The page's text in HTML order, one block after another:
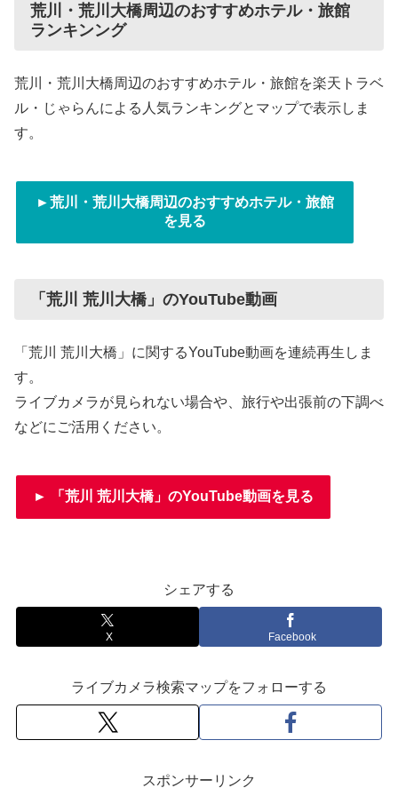
荒川・荒川大橋周辺のおすすめホテル・旅館
ランキンング
荒川・荒川大橋周辺のおすすめホテル・旅館を楽天トラベ
ル・じゃらんによる人気ランキングとマップで表示しま
す。
►荒川・荒川大橋周辺のおすすめホテル・旅館
を見る
「荒川 荒川大橋」のYouTube動画
「荒川 荒川大橋」に関するYouTube動画を連続再生しま
す。
ライブカメラが見られない場合や、旅行や出張前の下調べ
などにご活用ください。
► 「荒川 荒川大橋」のYouTube動画を見る
シェアする
X Facebook
ライブカメラ検索マップをフォローする
スポンサーリンク